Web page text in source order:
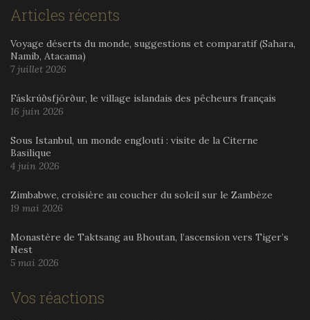
Articles récents
Voyage déserts du monde, suggestions et comparatif (Sahara,
Namib, Atacama)
7 juillet 2026
Fáskrúðsfjörður, le village islandais des pêcheurs français
16 juin 2026
Sous Istanbul, un monde englouti : visite de la Citerne
Basilique
4 juin 2026
Zimbabwe, croisière au coucher du soleil sur le Zambèze
19 mai 2026
Monastère de Taktsang au Bhoutan, l’ascension vers Tiger’s
Nest
5 mai 2026
Vos réactions